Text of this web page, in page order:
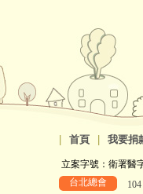
首頁 我要捐
立案字號：衛署醫
台北總會